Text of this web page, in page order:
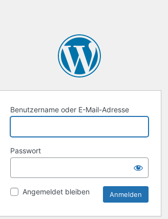
Benutzername oder E-Mail-Adresse
Passwort
Angemeldet bleiben